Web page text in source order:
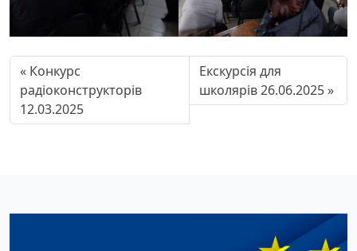
Конкурс
радіоконструкторів
12.03.2025
Екскурсія для
школярів 26.06.2025